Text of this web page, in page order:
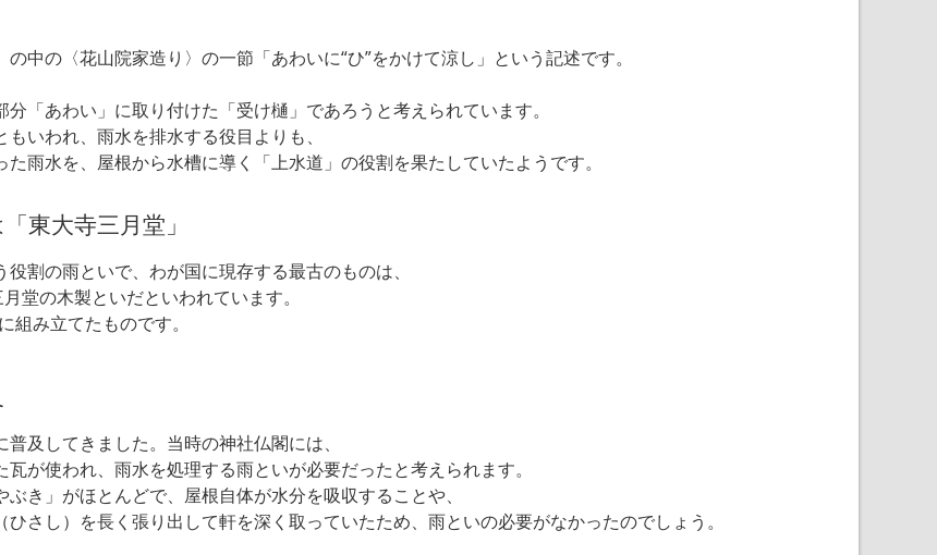
中の〈花山院家造り〉の一節「あわいに“ひ”をかけて涼し」という記述です。
「あわい」に取り付けた「受け樋」であろうと考えられています。
いわれ、雨水を排水する役目よりも、
雨水を、屋根から水槽に導く「上水道」の役割を果たしていたようです。
東大寺三月堂」
割の雨といで、わが国に現存する最古のものは、
堂の木製といだといわれています。
み立てたものです。
及してきました。当時の神社仏閣には、
が使われ、雨水を処理する雨といが必要だったと考えられます。
き」がほとんどで、屋根自体が水分を吸収することや、
さし）を長く張り出して軒を深く取っていたため、雨といの必要がなかったのでしょう。